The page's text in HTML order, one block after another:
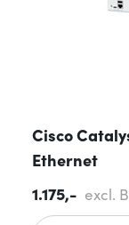
Cisco
Ethernet
1.175,- excl.